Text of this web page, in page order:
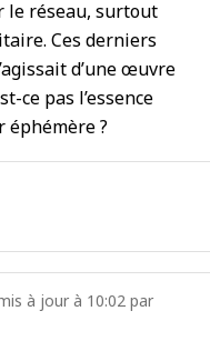
le réseau, surtout
Ces derniers
d’une œuvre
ce pas l’essence
?
à jour à 10:02 par